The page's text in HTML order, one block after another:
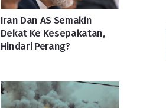
Iran Dan AS Semakin
Dekat Ke Kesepakatan,
Hindari Perang?